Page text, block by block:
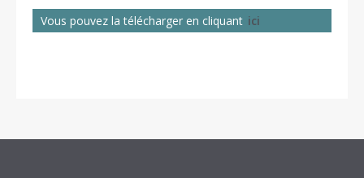
Vous pouvez la télécharger en cliquant ici